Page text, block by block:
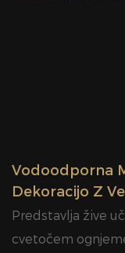
Vodoodporna
Dekoracijo Z
Lovi Meteorno
Predstavlja žive
cvetočem